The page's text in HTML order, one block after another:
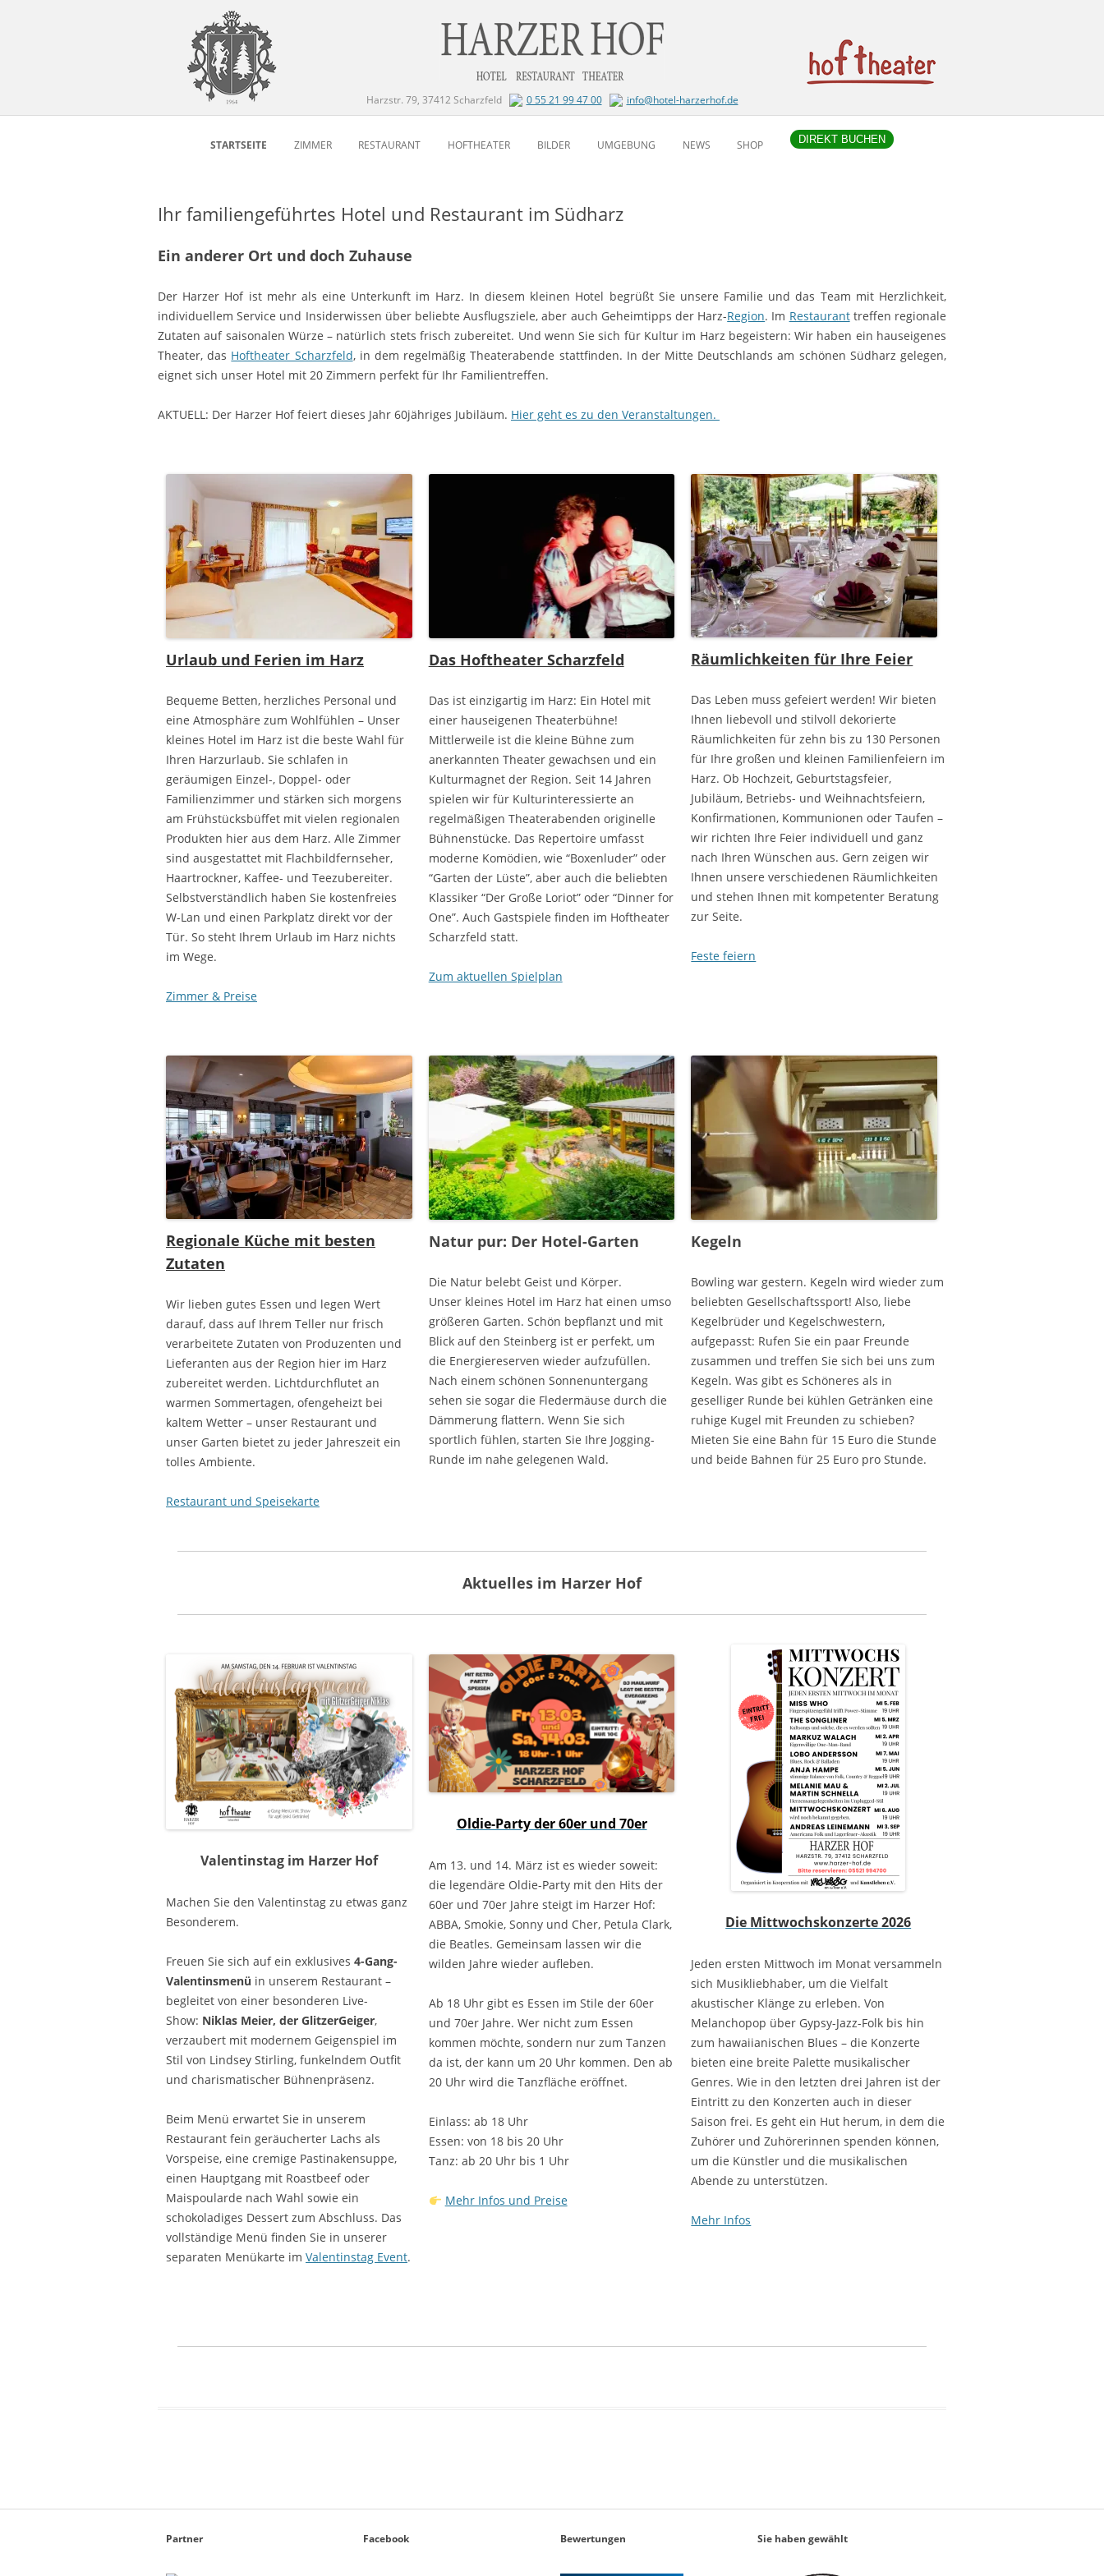
Harzstr. 79, 37412 Scharzfeld 0 55 21 99 47 00 info@hotel-harzerhof.de
STARTSEITE ZIMMER RESTAURANT HOFTHEATER BILDER UMGEBUNG NEWS SHOP DIREKT BUCHEN
Ihr familiengeführtes Hotel und Restaurant im Südharz
Ein anderer Ort und doch Zuhause
Der Harzer Hof ist mehr als eine Unterkunft im Harz. In diesem kleinen Hotel begrüßt Sie unsere Familie und das Team mit Herzlichkeit,
individuellem Service und Insiderwissen über beliebte Ausflugsziele, aber auch Geheimtipps der Harz-Region. Im Restauranttreffen regionale
Zutaten auf saisonalen Würze – natürlich stets frisch zubereitet. Und wenn Sie sich für Kultur im Harz begeistern: Wir haben ein hauseigenes
Theater, das Hoftheater Scharzfeld, in dem regelmäßig Theaterabende stattfinden. In der Mitte Deutschlands am schönen Südharz gelegen,
eignet sich unser Hotel mit 20 Zimmern perfekt für Ihr Familientreffen.
AKTUELL: Der Harzer Hof feiert dieses Jahr 60jähriges Jubiläum. Hier geht es zu den Veranstaltungen.
Urlaub und Ferien im Harz
Bequeme Betten, herzliches Personal und
eine Atmosphäre zum Wohlfühlen – Unser
kleines Hotel im Harz ist die beste Wahl für
Ihren Harzurlaub. Sie schlafen in
geräumigen Einzel-, Doppel- oder
Familienzimmer und stärken sich morgens
am Frühstücksbüffet mit vielen regionalen
Produkten hier aus dem Harz. Alle Zimmer
sind ausgestattet mit Flachbildfernseher,
Haartrockner, Kaffee- und Teezubereiter.
Selbstverständlich haben Sie kostenfreies
W-Lan und einen Parkplatz direkt vor der
Tür. So steht Ihrem Urlaub im Harz nichts
im Wege.
Zimmer & Preise
Das Hoftheater Scharzfeld
Das ist einzigartig im Harz: Ein Hotel mit
einer hauseigenen Theaterbühne!
Mittlerweile ist die kleine Bühne zum
anerkannten Theater gewachsen und ein
Kulturmagnet der Region. Seit 14 Jahren
spielen wir für Kulturinteressierte an
regelmäßigen Theaterabenden originelle
Bühnenstücke. Das Repertoire umfasst
moderne Komödien, wie “Boxenluder” oder
“Garten der Lüste”, aber auch die beliebten
Klassiker “Der Große Loriot” oder “Dinner for
One”. Auch Gastspiele finden im Hoftheater
Scharzfeld statt.
Zum aktuellen Spielplan
Räumlichkeiten für Ihre Feier
Das Leben muss gefeiert werden! Wir bieten
Ihnen liebevoll und stilvoll dekorierte
Räumlichkeiten für zehn bis zu 130 Personen
für Ihre großen und kleinen Familienfeiern im
Harz. Ob Hochzeit, Geburtstagsfeier,
Jubiläum, Betriebs- und Weihnachtsfeiern,
Konfirmationen, Kommunionen oder Taufen –
wir richten Ihre Feier individuell und ganz
nach Ihren Wünschen aus. Gern zeigen wir
Ihnen unsere verschiedenen Räumlichkeiten
und stehen Ihnen mit kompetenter Beratung
zur Seite.
Feste feiern
Regionale Küche mit besten
Zutaten
Wir lieben gutes Essen und legen Wert
darauf, dass auf Ihrem Teller nur frisch
verarbeitete Zutaten von Produzenten und
Lieferanten aus der Region hier im Harz
zubereitet werden. Lichtdurchflutet an
warmen Sommertagen, ofengeheizt bei
kaltem Wetter – unser Restaurant und
unser Garten bietet zu jeder Jahreszeit ein
tolles Ambiente.
Restaurant und Speisekarte
Natur pur: Der Hotel-Garten
Die Natur belebt Geist und Körper.
Unser kleines Hotel im Harz hat einen umso
größeren Garten. Schön bepflanzt und mit
Blick auf den Steinberg ist er perfekt, um
die Energiereserven wieder aufzufüllen.
Nach einem schönen Sonnenuntergang
sehen sie sogar die Fledermäuse durch die
Dämmerung flattern. Wenn Sie sich
sportlich fühlen, starten Sie Ihre Jogging-
Runde im nahe gelegenen Wald.
Kegeln
Bowling war gestern. Kegeln wird wieder zum
beliebten Gesellschaftssport! Also, liebe
Kegelbrüder und Kegelschwestern,
aufgepasst: Rufen Sie ein paar Freunde
zusammen und treffen Sie sich bei uns zum
Kegeln. Was gibt es Schöneres als in
geselliger Runde bei kühlen Getränken eine
ruhige Kugel mit Freunden zu schieben?
Mieten Sie eine Bahn für 15 Euro die Stunde
und beide Bahnen für 25 Euro pro Stunde.
Aktuelles im Harzer Hof
Valentinstag im Harzer Hof
Machen Sie den Valentinstag zu etwas ganz
Besonderem.
Freuen Sie sich auf ein exklusives 4-Gang-
Valentinsmenü in unserem Restaurant –
begleitet von einer besonderen Live-
Show: Niklas Meier, der GlitzerGeiger,
verzaubert mit modernem Geigenspiel im
Stil von Lindsey Stirling, funkelndem Outfit
und charismatischer Bühnenpräsenz.
Beim Menü erwartet Sie in unserem
Restaurant fein geräucherter Lachs als
Vorspeise, eine cremige Pastinakensuppe,
einen Hauptgang mit Roastbeef oder
Maispoularde nach Wahl sowie ein
schokoladiges Dessert zum Abschluss. Das
vollständige Menü finden Sie in unserer
separaten Menükarte im Valentinstag Event.
Oldie-Party der 60er und 70er
Am 13. und 14. März ist es wieder soweit:
die legendäre Oldie-Party mit den Hits der
60er und 70er Jahre steigt im Harzer Hof:
ABBA, Smokie, Sonny und Cher, Petula Clark,
die Beatles. Gemeinsam lassen wir die
wilden Jahre wieder aufleben.
Ab 18 Uhr gibt es Essen im Stile der 60er
und 70er Jahre. Wer nicht zum Essen
kommen möchte, sondern nur zum Tanzen
da ist, der kann um 20 Uhr kommen. Den ab
20 Uhr wird die Tanzfläche eröffnet.
Einlass: ab 18 Uhr
Essen: von 18 bis 20 Uhr
Tanz: ab 20 Uhr bis 1 Uhr
Mehr Infos und Preise
Die Mittwochskonzerte 2026
Jeden ersten Mittwoch im Monat versammeln
sich Musikliebhaber, um die Vielfalt
akustischer Klänge zu erleben. Von
Melanchopop über Gypsy-Jazz-Folk bis hin
zum hawaiianischen Blues – die Konzerte
bieten eine breite Palette musikalischer
Genres. Wie in den letzten drei Jahren ist der
Eintritt zu den Konzerten auch in dieser
Saison frei. Es geht ein Hut herum, in dem die
Zuhörer und Zuhörerinnen spenden können,
um die Künstler und die musikalischen
Abende zu unterstützen.
Mehr Infos
Partner Facebook Bewertungen Sie haben gewählt